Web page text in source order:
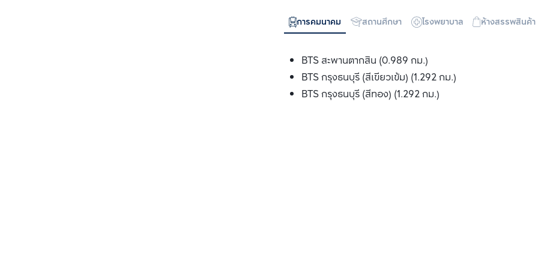
การคมนาคม สถานศึกษา โรงพยาบาล ห้างสรรพสินค้า
BTS สะพานตากสิน (0.989 กม.)
BTS กรุงธนบุรี (สีเขียวเข้ม) (1.292 กม.)
BTS กรุงธนบุรี (สีทอง) (1.292 กม.)